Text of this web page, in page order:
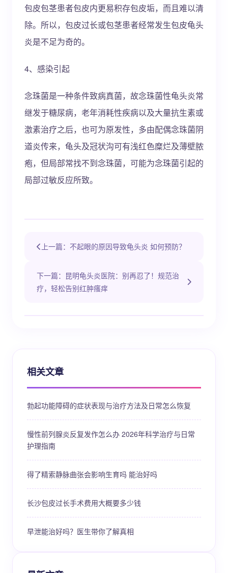
包皮包茎患者包皮内更易积存包皮垢，而且难以清
除。所以，包皮过长或包茎患者经常发生包皮龟头
炎是不足为奇的。
4、感染引起
念珠菌是一种条件致病真菌，故念珠菌性龟头炎常
继发于糖尿病，老年消耗性疾病以及大量抗生素或
激素治疗之后，也可为原发性，多由配偶念珠菌阴
道炎传来，龟头及冠状沟可有浅红色糜烂及薄壁脓
疱，但局部常找不到念珠菌，可能为念珠菌引起的
局部过敏反应所致。
上一篇：不起眼的原因导致龟头炎 如何预防？
下一篇：昆明龟头炎医院：别再忍了！规范治
疗，轻松告别红肿瘙痒
相关文章
勃起功能障碍的症状表现与治疗方法及日常怎么恢复
慢性前列腺炎反复发作怎么办 2026年科学治疗与日常
护理指南
得了精索静脉曲张会影响生育吗 能治好吗
长沙包皮过长手术费用大概要多少钱
早泄能治好吗？医生带你了解真相